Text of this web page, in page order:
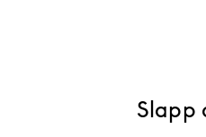
Slapp